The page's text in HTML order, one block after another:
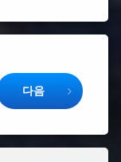
다음